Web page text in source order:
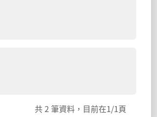
共2 筆資料，目前在1/1頁